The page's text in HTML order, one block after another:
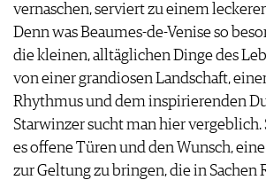
vernaschen, serviert zu einem
Denn was Beaumes-de-Venise so
die kleinen, alltäglichen Dinge des
von einer grandiosen Landschaft,
Rhythmus und dem inspirierenden
Starwinzer sucht man hier vergeblich.
es offene Türen und den Wunsch,
zur Geltung zu bringen, die in Sachen